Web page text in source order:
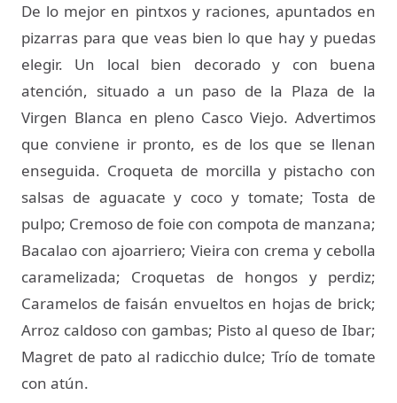
De lo mejor en pintxos y raciones, apuntados en
pizarras para que veas bien lo que hay y puedas
elegir. Un local bien decorado y con buena
atención, situado a un paso de la Plaza de la
Virgen Blanca en pleno Casco Viejo. Advertimos
que conviene ir pronto, es de los que se llenan
enseguida. Croqueta de morcilla y pistacho con
salsas de aguacate y coco y tomate; Tosta de
pulpo; Cremoso de foie con compota de manzana;
Bacalao con ajoarriero; Vieira con crema y cebolla
caramelizada; Croquetas de hongos y perdiz;
Caramelos de faisán envueltos en hojas de brick;
Arroz caldoso con gambas; Pisto al queso de Ibar;
Magret de pato al radicchio dulce; Trío de tomate
con atún.